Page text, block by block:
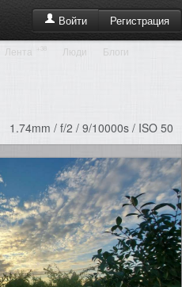
Войти Регистрация
Лента Люди Блоги
1.74mm / f/2 / 9/10000s / ISO 50